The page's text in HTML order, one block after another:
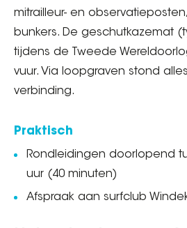
mitrailleur- en
bunkers. De geschutkazemat
tijdens de Tweede
vuur. Via loopgraven stond
verbinding.
Praktisch
Rondleidingen doorlopend
uur (40 minuten)
Afspraak aan surfclub